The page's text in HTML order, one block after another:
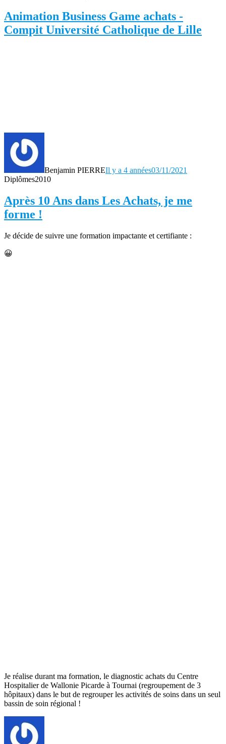
Animation Business Game achats -
Compit Université Catholique de Lille
Benjamin PIERREIl y a 4 années03/11/2021
Diplômes2010
Après 10 Ans dans Les Achats, je me
forme !
Je décide de suivre une formation impactante et certifiante :
😀
Je réalise durant ma formation, le diagnostic achats du Centre
Hospitalier de Wallonie Picarde à Tournai (regroupement de 3
hôpitaux) dans le but de regrouper les activités de soins dans un seul
bassin de soin régional !